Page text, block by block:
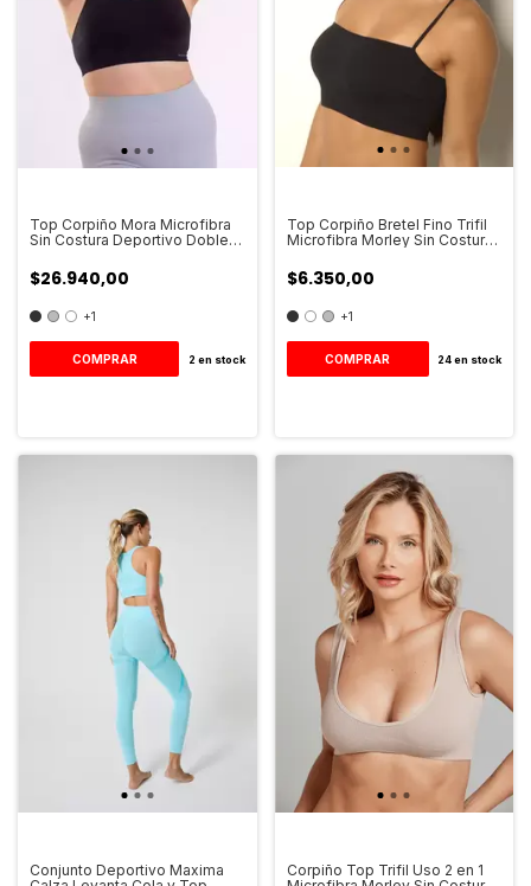
Top Corpiño Mora Microfibra
Sin Costura Deportivo Doble
$26.940,00
+1
COMPRAR 2 en stock
Top Corpiño Bretel Fino Trifil
Microfibra Morley Sin Costura
$6.350,00
+1
COMPRAR 24en stock
Conjunto Deportivo Maxima
Corpiño Top Trifil Uso 2 en 1